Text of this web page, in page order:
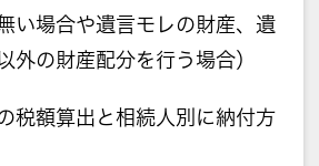
い場合や遺言モレの財産、遺
外の財産配分を行う場合）
税額算出と相続人別に納付方